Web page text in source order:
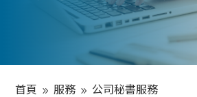
首頁 9 服務 9 公司秘書服務